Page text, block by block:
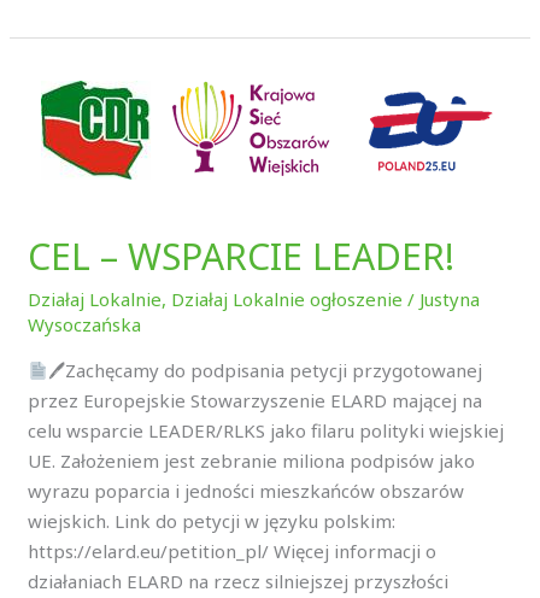
CEL – WSPARCIE LEADER!
Działaj Lokalnie, Działaj Lokalnie ogłoszenie / Justyna
Wysoczańska
🖊Zachęcamy do podpisania petycji przygotowanej
przez Europejskie Stowarzyszenie ELARD mającej na
celu wsparcie LEADER/RLKS jako filaru polityki wiejskiej
UE. Założeniem jest zebranie miliona podpisów jako
wyrazu poparcia i jedności mieszkańców obszarów
wiejskich. Link do petycji w języku polskim:
https://elard.eu/petition_pl/ Więcej informacji o
działaniach ELARD na rzecz silniejszej przyszłości
WSPARCIE
LEADER!